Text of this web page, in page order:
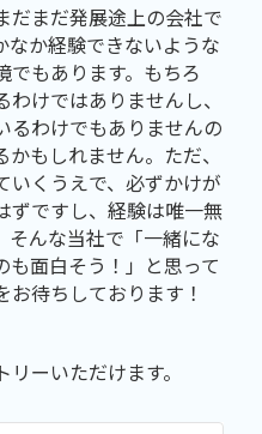
だまだ発展途上の会社で
なか経験できないような
でもあります。もちろ
けではありませんし、
るわけでもありませんの
もしれません。ただ、
いくうえで、必ずかけが
ずですし、経験は唯一無
そんな当社で「一緒にな
も面白そう！」と思って
待ちしております！
リーいただけます。